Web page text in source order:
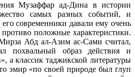
Музаффар ад-Дина в истории
самых разных событий, и
современники давали ему очень
положные характеристики.
Абд ал-Азим ас-Сами считал,
похвальный образ действия и
а классик таджикской литературы
эмир «по своей природе был глуп